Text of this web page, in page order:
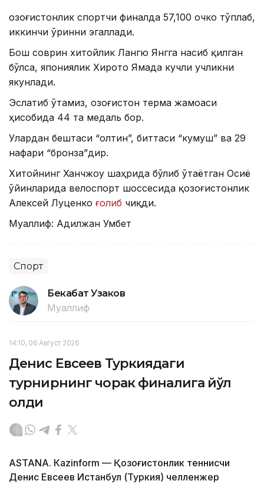
Қозоғистонлик спортчи финалда 57,100 очко тўплаб,
иккинчи ўринни эгаллади.
Бош соврин хитойлик Лангю Янгга насиб қилган
бўлса, япониялик Хирото Ямада кучли учликни
якунлади.
Эслатиб ўтамиз, Қозоғистон терма жамоаси
ҳисобида 44 та медаль бор.
Улардан бештаси “олтин”, биттаси “кумуш” ва 29
нафари “бронза”дир.
Хитойнинг Ханчжоу шаҳрида бўлиб ўтаётган Осиё
ўйинларида велоспорт шоссесида қозоғистонлик
Алексей Луценко ғолиб чиқди.
Муаллиф: Адилжан Умбет
Спорт
Бекабат Узаков
Муаллиф
14:10, 06 Август 2026
Денис Евсеев Туркиядаги
турнирнинг чорак финалига йўл
олди
ASTANА. Кazinform — Қозоғистонлик теннисчи
Денис Евсеев Истанбул (Туркия) челленжер